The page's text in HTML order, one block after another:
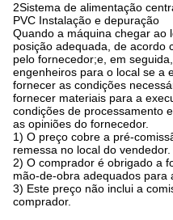
2Sistema de alimentação
PVC Instalação e depuração
Quando a máquina chegar ao
posição adequada, de acordo
pelo fornecedor;e, em
engenheiros para o local se a
fornecer as condições
fornecer materiais para a
condições de processamento
as opiniões do fornecedor.
1) O preço cobre a pré-
remessa no local do vendedor.
2) O comprador é obrigado a
mão-de-obra adequados para
3) Este preço não inclui a
comprador.